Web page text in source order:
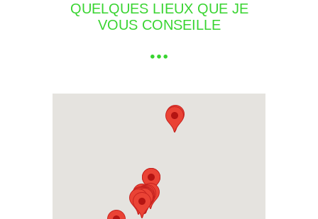
QUELQUES LIEUX QUE JE
VOUS CONSEILLE